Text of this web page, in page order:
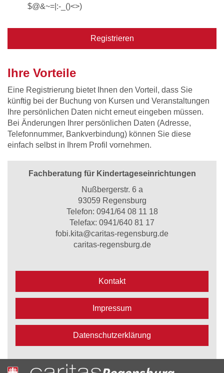
$@&~=|:-_()<>)
Registrieren
Ihre Vorteile
Eine Registrierung bietet Ihnen den Vorteil, dass Sie
künftig bei der Buchung von Kursen und Veranstaltungen
Ihre persönlichen Daten nicht erneut eingeben müssen.
Bei Änderungen Ihrer persönlichen Daten (Adresse,
Telefonnummer, Bankverbindung) können Sie diese
einfach selbst in Ihrem Profil vornehmen.
Fachberatung für Kindertageseinrichtungen
Nußbergerstr. 6 a
93059 Regensburg
Telefon: 0941/64 08 11 18
Telefax: 0941/640 81 17
fobi.kita@caritas-regensburg.de
caritas-regensburg.de
Kontakt
Impressum
Datenschutzerklärung